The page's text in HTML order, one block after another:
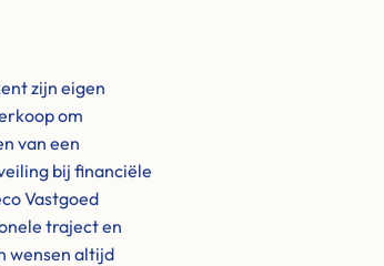
zijn eigen
om
van een
bij financiële
Vastgoed
traject en
wensen altijd